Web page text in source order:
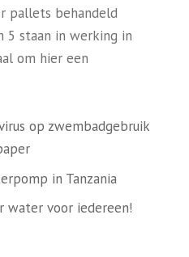
pallets behandeld
5 staan in werking in
om hier een
op zwembadgebruik
in Tanzania
water voor iedereen!